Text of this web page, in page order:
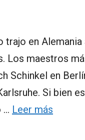
en Alemania
Los maestros
Schinkel en
Si bien
… Leer más